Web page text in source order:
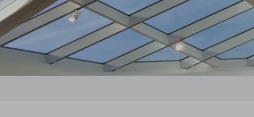
線槽類天花板輕鋼架
重度抗震天花板輕鋼架
沖孔方塊金屬天花
浮雕方塊金屬天花
菱形網方塊金屬天花